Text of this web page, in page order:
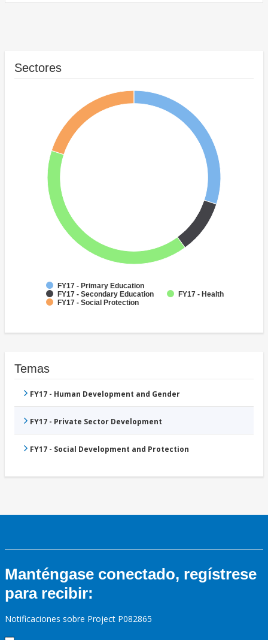
Sectores
FY17 - Primary Education
FY17 - Secondary Education
FY17 - Health
FY17 - Social Protection
Temas
FY17 - Human Development and Gender
FY17 - Private Sector Development
FY17 - Social Development and Protection
Manténgase conectado, regístrese
para recibir:
Notificaciones sobre Project P082865